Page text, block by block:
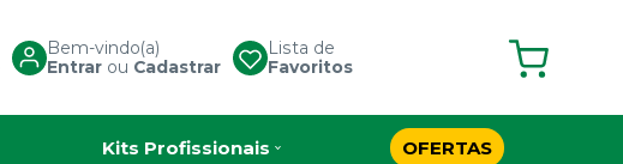
Bem-vindo(a)
Entrarou Cadastrar
Lista de
Favoritos
Kits Profissionais OFERTAS